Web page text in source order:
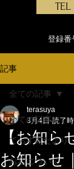
登録番
記事
全ての記事
てらす家だより
お店について
全ての記事
【お知
お知らせ
terasuya
3月4日 読了